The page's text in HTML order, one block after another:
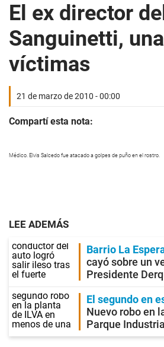
El ex director
Sanguinetti,
víctimas
21 de marzo de 2010 - 00:00
Compartí esta nota:
Médico. Elvis Salcedo fue atacado a golpes de puño en el rostro.
LEE ADEMÁS
Barrio La
cayó sobre un
Presidente
El segundo en
Nuevo robo en
Parque Industrial